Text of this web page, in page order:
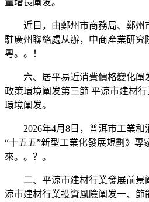
近日，由鄭州市商務局、鄭州
駐廣州聯絡處从辦，中商產業研究
粵。。！
六、居平易近消費價格變化阐
政策環境阐发第三節 平涼市建材
環境阐发。
2026年4月8日，普洱市工業和
“十五五”新型工業化發展規劃》專
來。。？。
二、平涼市建材行業發展前景
涼市建材行業投資風險阐发一、節